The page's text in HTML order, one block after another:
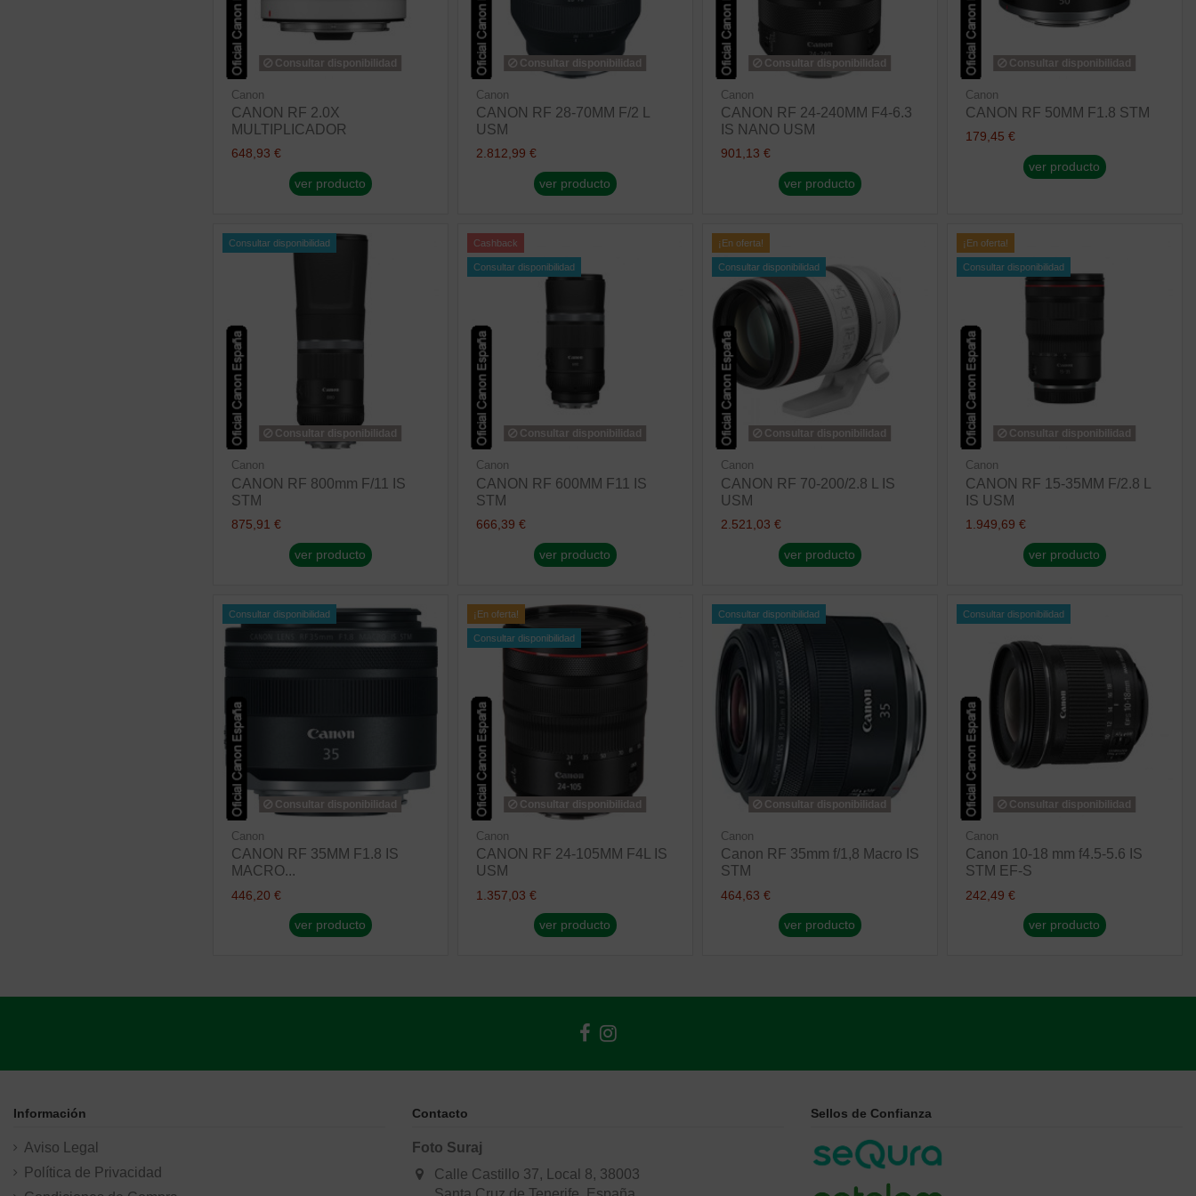
Consultar disponibilidad
Canon
CANON RF 2.0X
MULTIPLICADOR
648,93 €
ver producto
Consultar disponibilidad
Canon
CANON RF 28-70MM F/2 L
USM
2.812,99 €
ver producto
Consultar disponibilidad
Canon
CANON RF 24-240MM F4-6.3
IS NANO USM
901,13 €
ver producto
Consultar disponibilidad
Canon
CANON RF 50MM F1.8 STM
179,45 €
ver producto
Consultar disponibilidad
Consultar disponibilidad
Canon
CANON RF 800mm F/11 IS
STM
875,91 €
ver producto
Cashback
Consultar disponibilidad
Consultar disponibilidad
Canon
CANON RF 600MM F11 IS
STM
666,39 €
ver producto
¡En oferta!
Consultar disponibilidad
Consultar disponibilidad
Canon
CANON RF 70-200/2.8 L IS
USM
2.521,03 €
ver producto
¡En oferta!
Consultar disponibilidad
Consultar disponibilidad
Canon
CANON RF 15-35MM F/2.8 L
IS USM
1.949,69 €
ver producto
Consultar disponibilidad
Consultar disponibilidad
Canon
CANON RF 35MM F1.8 IS
MACRO...
446,20 €
ver producto
¡En oferta!
Consultar disponibilidad
Consultar disponibilidad
Canon
CANON RF 24-105MM F4L IS
USM
1.357,03 €
ver producto
Consultar disponibilidad
Consultar disponibilidad
Canon
Canon RF 35mm f/1,8 Macro IS
STM
464,63 €
ver producto
Consultar disponibilidad
Consultar disponibilidad
Canon
Canon 10-18 mm f4.5-5.6 IS
STM EF-S
242,49 €
ver producto
Información
Aviso Legal
Política de Privacidad
Contacto
Foto Suraj
Calle Castillo 37, Local 8, 38003
Sellos de Confianza